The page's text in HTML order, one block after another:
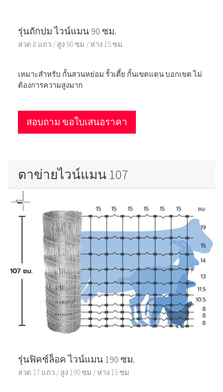
รุ่นถักปม ไวน์แมน 90 ซม.
ลวด 8 แถว / สูง 90 ซม / ห่าง 15 ซม
เหมาะสำหรับ กั้นสวนหย่อม รั้วเตี้ย กั้นเขตแดน บอกเขต ไม่
ต้องการความสูงมาก
สอบถาม ขอใบเสนอราคา
ตาข่ายไวน์แมน 107
รุ่นฟิคซ์ล็อค ไวน์แมน 190 ซม.
ลวด 17 แถว / สูง 190 ซม / ห่าง 15 ซม